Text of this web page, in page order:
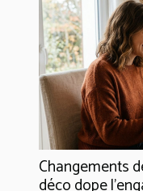
Changements
déco dope